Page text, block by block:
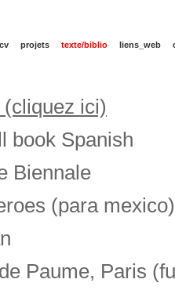
projets texte/biblio liens_web
ici)
book Spanish
Biennale
(para mexico)
Paume, Paris